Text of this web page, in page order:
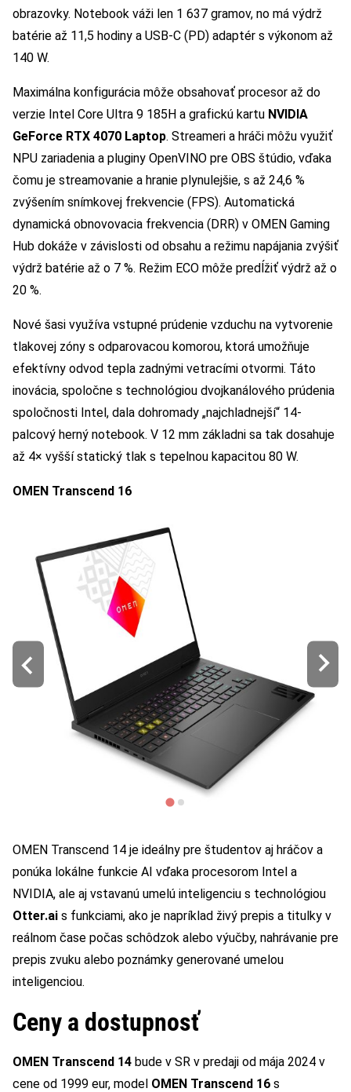
obrazovky. Notebook váži len 1 637 gramov, no má výdrž
batérie až 11,5 hodiny a USB-C (PD) adaptér s výkonom až
140 W.
Maximálna konfigurácia môže obsahovať procesor až do
verzie Intel Core Ultra 9 185H a grafickú kartu NVIDIA
GeForce RTX 4070 Laptop. Streameri a hráči môžu využiť
NPU zariadenia a pluginy OpenVINO pre OBS štúdio, vďaka
čomu je streamovanie a hranie plynulejšie, s až 24,6 %
zvýšením snímkovej frekvencie (FPS). Automatická
dynamická obnovovacia frekvencia (DRR) v OMEN Gaming
Hub dokáže v závislosti od obsahu a režimu napájania zvýšiť
výdrž batérie až o 7 %. Režim ECO môže predĺžiť výdrž až o
20 %.
Nové šasi využíva vstupné prúdenie vzduchu na vytvorenie
tlakovej zóny s odparovacou komorou, ktorá umožňuje
efektívny odvod tepla zadnými vetracími otvormi. Táto
inovácia, spoločne s technológiou dvojkanálového prúdenia
spoločnosti Intel, dala dohromady „najchladnejší“ 14-
palcový herný notebook. V 12 mm základni sa tak dosahuje
až 4× vyšší statický tlak s tepelnou kapacitou 80 W.
OMEN Transcend 16
OMEN Transcend 14 je ideálny pre študentov aj hráčov a
ponúka lokálne funkcie AI vďaka procesorom Intel a
NVIDIA, ale aj vstavanú umelú inteligenciu s technológiou
Otter.ai s funkciami, ako je napríklad živý prepis a titulky v
reálnom čase počas schôdzok alebo výučby, nahrávanie pre
prepis zvuku alebo poznámky generované umelou
inteligenciou.
Ceny a dostupnosť
OMEN Transcend 14 bude v SR v predaji od mája 2024 v
cene od 1999 eur, model OMEN Transcend 16 s